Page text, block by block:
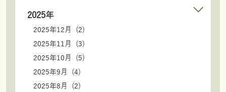
2025年
2025年12月 (2)
2025年11月 (3)
2025年10月 (5)
2025年9月 (4)
2025年8月 (2)